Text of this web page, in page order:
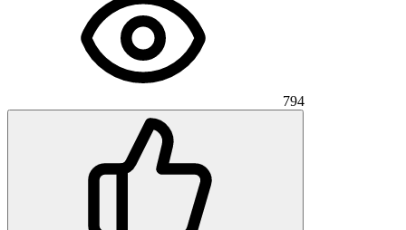
794